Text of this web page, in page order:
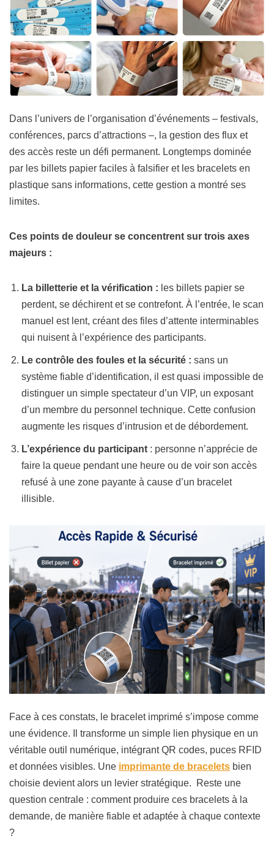
Dans l’univers de l’organisation d’événements – festivals,
conférences, parcs d’attractions –, la gestion des flux et
des accès reste un défi permanent. Longtemps dominée
par les billets papier faciles à falsifier et les bracelets en
plastique sans informations, cette gestion a montré ses
limites.
Ces points de douleur se concentrent sur trois axes
majeurs :
La billetterie et la vérification : les billets papier se
perdent, se déchirent et se contrefont. À l’entrée, le scan
manuel est lent, créant des files d’attente interminables
qui nuisent à l’expérience des participants.
Le contrôle des foules et la sécurité : sans un
système fiable d’identification, il est quasi impossible de
distinguer un simple spectateur d’un VIP, un exposant
d’un membre du personnel technique. Cette confusion
augmente les risques d’intrusion et de débordement.
L’expérience du participant : personne n’apprécie de
faire la queue pendant une heure ou de voir son accès
refusé à une zone payante à cause d’un bracelet
illisible.
Face à ces constats, le bracelet imprimé s’impose comme
une évidence. Il transforme un simple lien physique en un
véritable outil numérique, intégrant QR codes, puces RFID
et données visibles. Une imprimante de bracelets bien
choisie devient alors un levier stratégique. Reste une
question centrale : comment produire ces bracelets à la
demande, de manière fiable et adaptée à chaque contexte
?